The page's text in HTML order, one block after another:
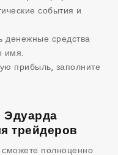
события и
денежные средства
имя.
прибыль, заполните
Эдуарда
трейдеров
полноценно